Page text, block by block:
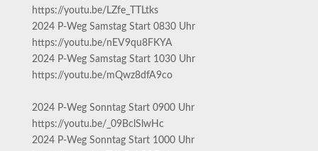
https://youtu.be/LZfe_TTLtks
2024 P-Weg Samstag Start 0830 Uhr
https://youtu.be/nEV9qu8FKYA
2024 P-Weg Samstag Start 1030 Uhr
https://youtu.be/mQwz8dfA9co
2024 P-Weg Sonntag Start 0900 Uhr
https://youtu.be/_09BclSlwHc
2024 P-Weg Sonntag Start 1000 Uhr